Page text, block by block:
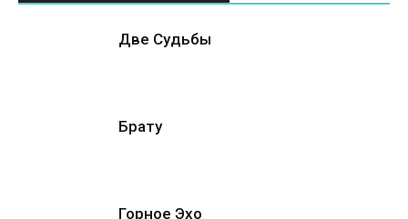
Две Судьбы
Брату
Горное Эхо